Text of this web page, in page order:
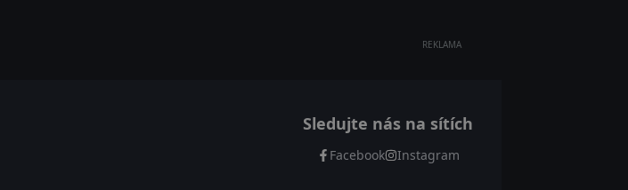
REKLAMA
Sledujte nás na sítích
Facebook Instagram